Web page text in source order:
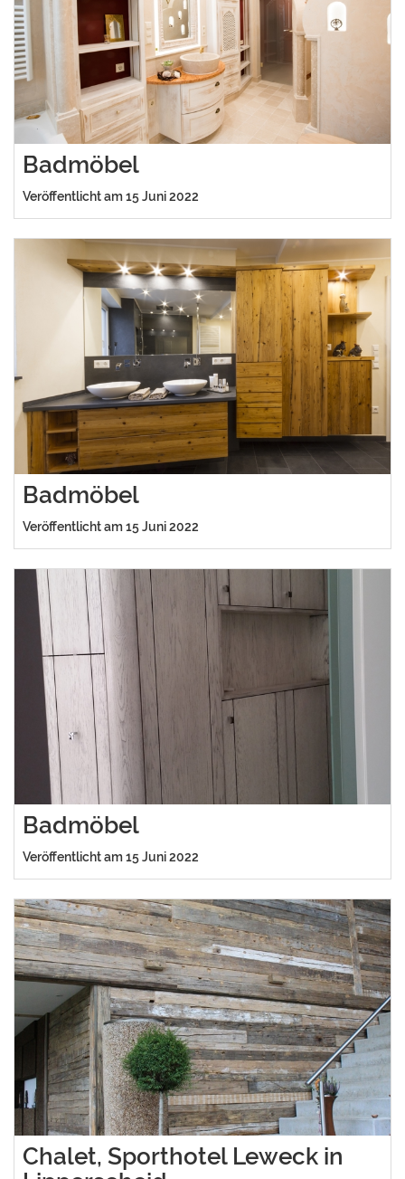
Badmöbel
Veröffentlicht am 15 Juni 2022
Badmöbel
Veröffentlicht am 15 Juni 2022
Badmöbel
Veröffentlicht am 15 Juni 2022
Chalet, Sporthotel Leweck in